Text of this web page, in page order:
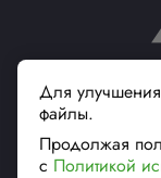
Вся
Для
файлы.
Продолжая
с Политикой